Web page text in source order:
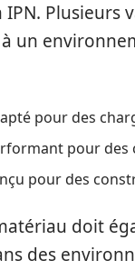
IPN.
un
pour des
pour des
pour des
doit
des